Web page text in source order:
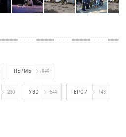
ПЕРМЬ 949
230 УВО 544 ГЕРОИ 143